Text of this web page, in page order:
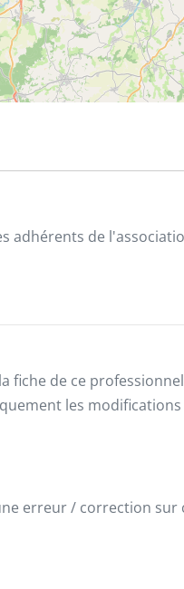
adhérents de
fiche de ce
les
erreur / correction sur